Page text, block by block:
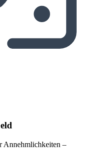
Annehmlichkeiten –